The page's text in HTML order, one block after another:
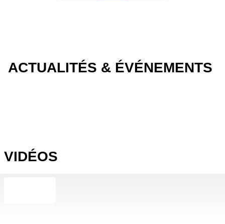
ACTUALITÉS & ÉVÉNEMENTS
VIDÉOS